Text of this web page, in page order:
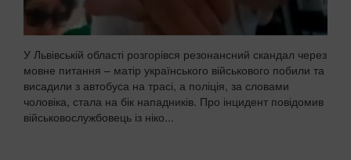
У Львівській області розгорівся резонансний скандал через
мовне питання – матір українського військового побили та
висадили з автобуса на трасі, а поліція, за словами
чоловіка, стала на бік нападників. Про інцидент повідомив
військовослужбовець із ніко...